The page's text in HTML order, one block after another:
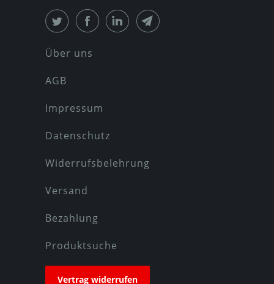
Über uns
AGB
Impressum
Datenschutz
Widerrufsbelehrung
Versand
Bezahlung
Produktsuche
Vertrag widerrufen